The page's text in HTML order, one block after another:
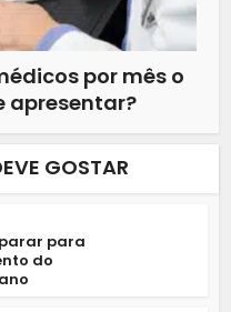
por mês o
apresentar?
GOSTAR
para
do